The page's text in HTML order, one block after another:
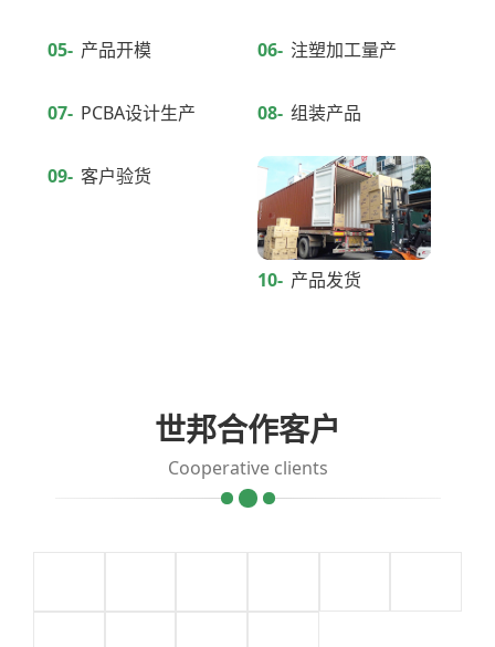
05- 产品开模 06- 注塑加工量产
07- PCBA设计生产 08- 组装产品
09- 客户验货
10- 产品发货
世邦合作客户
Cooperative clients